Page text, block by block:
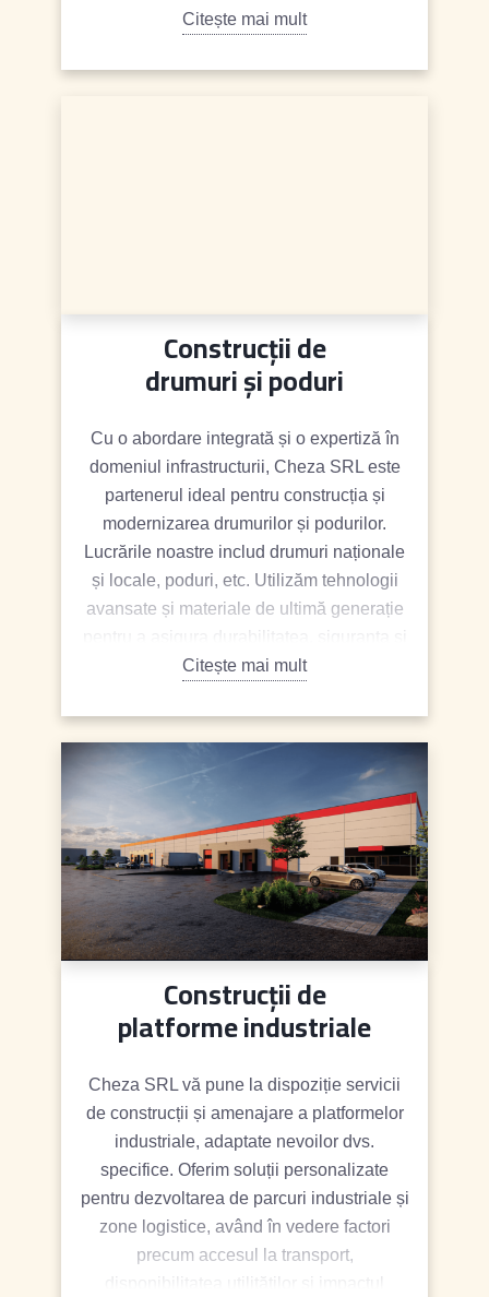
sunt finalizate la timp, în limitele bugetului
calitate.
Citește mai mult
Construcții de
drumuri și poduri
Cu o abordare integrată și o expertiză în
domeniul infrastructurii, Cheza SRL este
partenerul ideal pentru construcția și
modernizarea drumurilor și podurilor.
Lucrările noastre includ drumuri naționale
și locale, poduri, etc. Utilizăm tehnologii
avansate și materiale de ultimă generație
eficiența proiectelor noastre.
Citește mai mult
Construcții de
platforme industriale
Cheza SRL vă pune la dispoziție servicii
de construcții și amenajare a platformelor
industriale, adaptate nevoilor dvs.
specifice. Oferim soluții personalizate
pentru dezvoltarea de parcuri industriale și
zone logistice, având în vedere factori
precum accesul la transport,